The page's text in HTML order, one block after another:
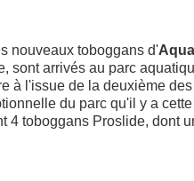
nouveaux toboggans d'
sont arrivés au parc
à l'issue de la deuxième
du parc qu'il y a
4 toboggans Proslide, dont